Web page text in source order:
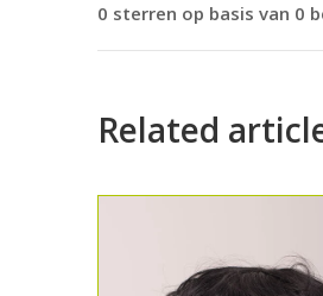
0 sterren op basis van 0
Related